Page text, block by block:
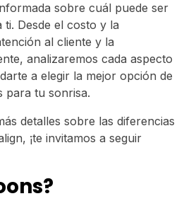
sobre cuál puede ser
Desde el costo y la
al cliente y la
analizaremos cada aspecto
a elegir la mejor opción de
para tu sonrisa.
detalles sobre las diferencias
¡te invitamos a seguir